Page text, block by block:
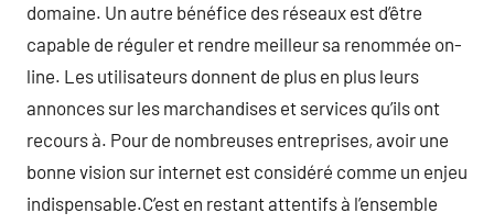
domaine. Un autre bénéfice des réseaux est d’être
capable de réguler et rendre meilleur sa renommée on-
line. Les utilisateurs donnent de plus en plus leurs
annonces sur les marchandises et services qu’ils ont
recours à. Pour de nombreuses entreprises, avoir une
bonne vision sur internet est considéré comme un enjeu
indispensable.C’est en restant attentifs à l’ensemble